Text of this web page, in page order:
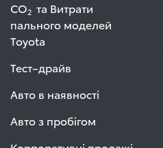
СО2 та Витрати
пального моделей
Toyota
Тест–драйв
Авто в наявності
Авто з пробігом